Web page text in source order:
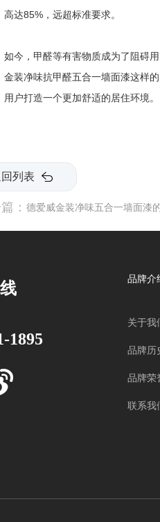
高达85%，远超标准要求。
如今，甲醛等有害物质成为了阻碍
金装净味抗甲醛五合一墙面漆这样
用户打造一个更加舒适的居住环境。
列表
： 德爱威金装净味五合一墙面漆
1895
品牌介
关于我
品牌历
品牌荣
联系我